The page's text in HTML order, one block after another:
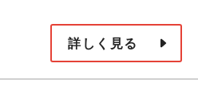
詳しく見る